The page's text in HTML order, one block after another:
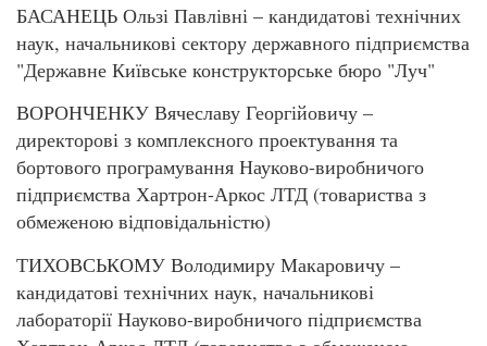
БАСАНЕЦЬ Ользі Павлівні – кандидатові технічних
наук, начальникові сектору державного підприємства
"Державне Київське конструкторське бюро "Луч"
ВОРОНЧЕНКУ Вячеславу Георгійовичу –
директорові з комплексного проектування та
бортового програмування Науково-виробничого
підприємства Хартрон-Аркос ЛТД (товариства з
обмеженою відповідальністю)
ТИХОВСЬКОМУ Володимиру Макаровичу –
кандидатові технічних наук, начальникові
лабораторії Науково-виробничого підприємства